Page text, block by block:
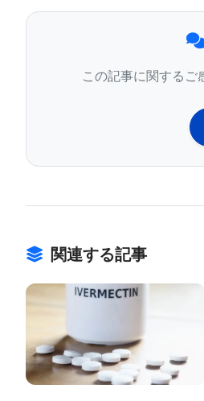
究である。研究チームは
を完全に無視して自分自
研究チームは、「無視」「
受け入れるか否かを決定
少なくとも1つの決定で推
この結果は、AI「Clinician
者の全体的なデータにアク
奨を行った場合には懐疑的
この記事に関するご
関連する記事
BIOMARKET JP